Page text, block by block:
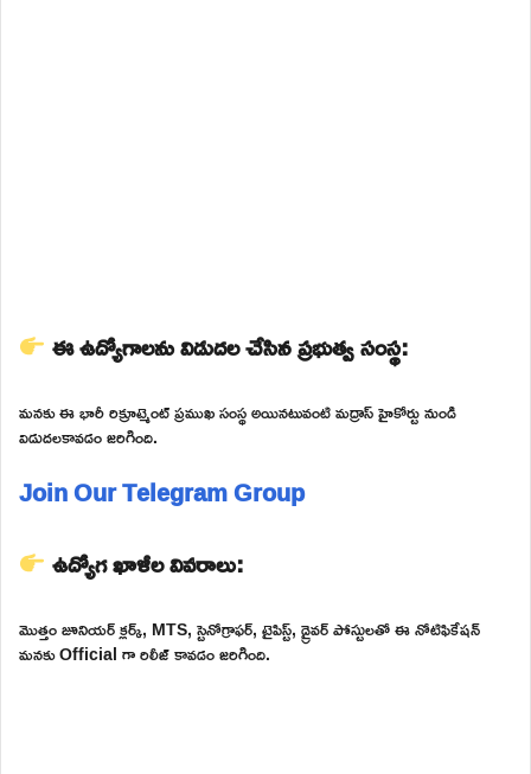
ఈ ఉద్యోగాలను విడుదల చేసిన ప్రభుత్వ సంస్థ:
మనకు ఈ భారీ రిక్రూట్మెంట్ ప్రముఖ సంస్థ అయినటువంటి మద్రాస్ హైకోర్టు నుండి
విడుదలకావడం జరిగింది.
Join Our Telegram Group
ఉద్యోగ ఖాళీల వివరాలు:
మొత్తం జూనియర్ క్లర్క్, MTS, స్టెనోగ్రాఫర్, టైపిస్ట్, డ్రైవర్ పోస్టులతో ఈ నోటిఫికేషన్
మనకు Official గా రిలీజ్ కావడం జరిగింది.